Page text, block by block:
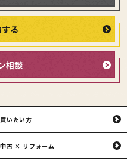
る
相談
買いたい方
中古 × リフォーム